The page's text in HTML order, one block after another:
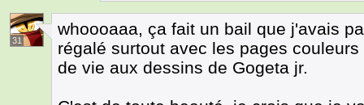
31
whoooaaa, ça fait un bail que j'avais
régalé surtout avec les pages
de vie aux dessins de Gogeta jr.